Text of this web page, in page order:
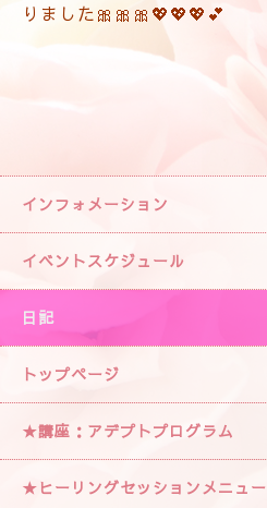
りました🎀🎀🎀💖💖💖💕
インフォメーション
イベントスケジュール
日記
トップページ
★講座：アデプトプログラム
★ヒーリングセッションメニュー